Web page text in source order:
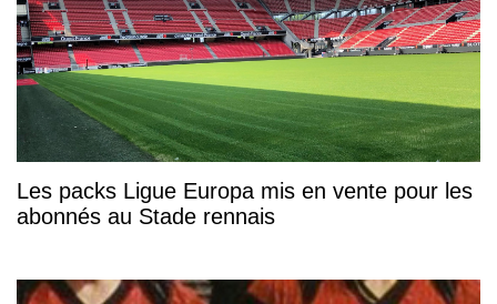
Les packs Ligue Europa mis en vente pour les
abonnés au Stade rennais